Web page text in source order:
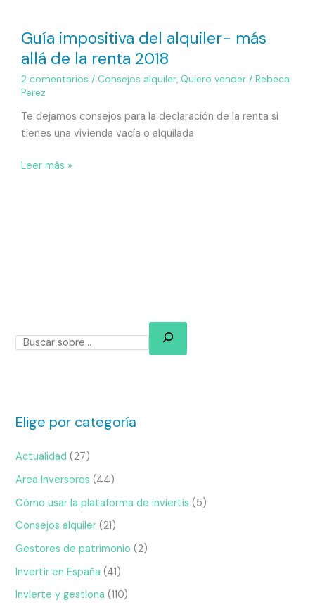
Guía impositiva del alquiler- más
allá de la renta 2018
2 comentarios / Consejos alquiler, Quiero vender/ Rebeca
Perez
Te dejamos consejos para la declaración de la renta si
tienes una vivienda vacía o alquilada
Leer más »
Elige por categoría
Actualidad (27)
Area Inversores (44)
Cómo usar la plataforma de inviertis (5)
Consejos alquiler (21)
Gestores de patrimonio (2)
Invertir en España (41)
Invierte y gestiona (110)